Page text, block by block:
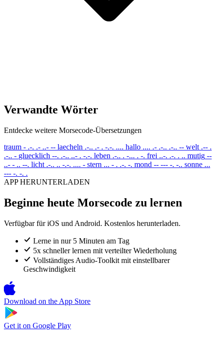
Verwandte Wörter
Entdecke weitere Morsecode-Übersetzungen
traum - .-. .- ..- -- laecheln .-.. .- . -.-. .... hallo .... .- .-.. .-.. -- welt .-- .
.-.. - gluecklich --. .-.. ..- . -.-. leben .-.. . -... . -. frei ..-. .-. . .. mutig --
..- - .. --. licht .-.. .. -.-. .... - stern ... - . .-. -. mond -- --- -. -.. sonne ...
--- -. -. .
APP HERUNTERLADEN
Beginne heute Morsecode zu lernen
Verfügbar für iOS und Android. Kostenlos herunterladen.
Lerne in nur 5 Minuten am Tag
5x schneller lernen mit verteilter Wiederholung
Vollständiges Audio-Toolkit mit einstellbarer
Geschwindigkeit
Download on the App Store
Get it on Google Play